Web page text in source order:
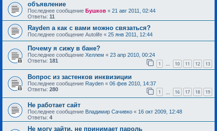
объявление
Последнее сообщение Бушков « 21 авг 2011, 02:44
Ответы: 11
Rayden а как с вами можно связаться?
Последнее сообщение Autolife « 25 янв 2011, 12:44
Почему я сижу в бане?
Последнее сообщение Хеллем « 23 апр 2010, 00:24
Ответы: 181 1 … 10 11 12 13
Вопрос из застенков инквизиции
Последнее сообщение Rayden « 06 фев 2010, 14:37
Ответы: 280 1 16 17 18 19
Не работает сайт
Последнее сообщение Владимир Сачивко « 16 окт 2009, 12:48
Ответы: 4
Не могу зайти, не принимает пароль